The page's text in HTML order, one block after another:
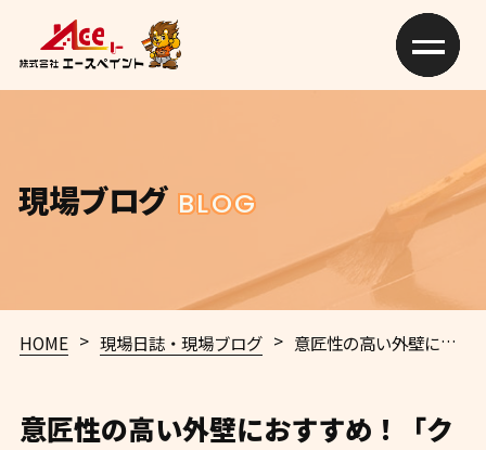
現場ブログ BLOG
HOME > 現場日誌・現場ブログ > 意匠性の高い外壁におすすめ！「クリヤー塗装」について ️ ️
意匠性の高い外壁におすすめ！「ク